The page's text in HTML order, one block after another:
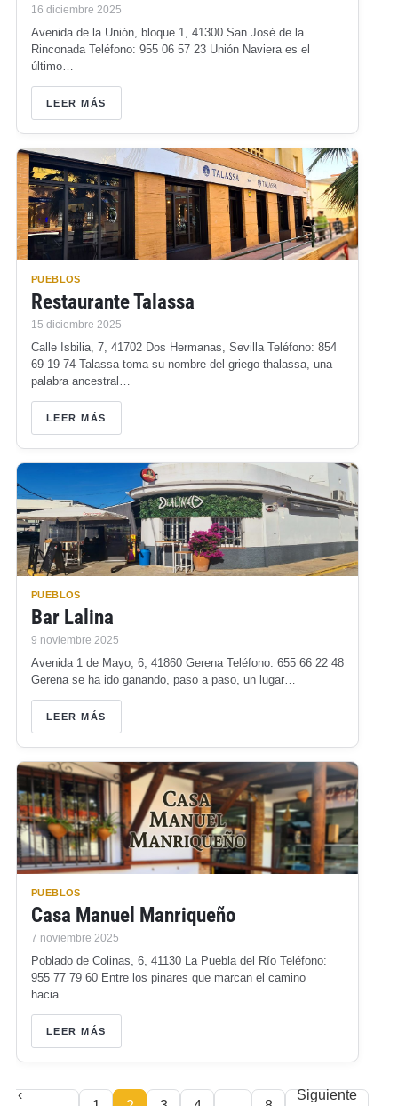
16 diciembre 2025
Avenida de la Unión, bloque 1, 41300 San José de la
Rinconada Teléfono: 955 06 57 23 Unión Naviera es el
último…
LEER MÁS
PUEBLOS
Restaurante Talassa
15 diciembre 2025
Calle Isbilia, 7, 41702 Dos Hermanas, Sevilla Teléfono: 854
69 19 74 Talassa toma su nombre del griego thalassa, una
palabra ancestral…
LEER MÁS
PUEBLOS
Bar Lalina
9 noviembre 2025
Avenida 1 de Mayo, 6, 41860 Gerena Teléfono: 655 66 22 48
Gerena se ha ido ganando, paso a paso, un lugar…
LEER MÁS
PUEBLOS
Casa Manuel Manriqueño
7 noviembre 2025
Poblado de Colinas, 6, 41130 La Puebla del Río Teléfono:
955 77 79 60 Entre los pinares que marcan el camino
hacia…
LEER MÁS
‹ Siguiente